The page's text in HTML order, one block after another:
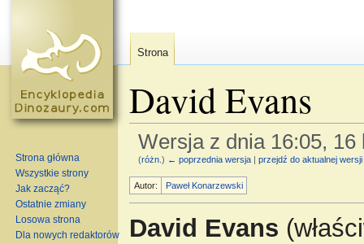
David Evans
Wersja z dnia 16:05,
(różn. ) ← poprzednia wersja| przejdź do aktualnej wersji
Autor: Paweł Konarzewski
David Evans
Strona
Strona główna
Wszystkie strony
Jak zacząć?
Ostatnie zmiany
Losowa strona
Dla nowych redaktorów